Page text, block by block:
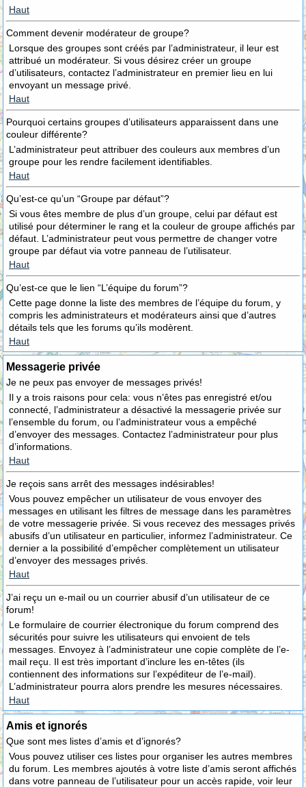
Haut
Comment devenir modérateur de groupe?
Lorsque des groupes sont créés par l’administrateur, il leur est
attribué un modérateur. Si vous désirez créer un groupe
d’utilisateurs, contactez l’administrateur en premier lieu en lui
envoyant un message privé.
Haut
Pourquoi certains groupes d’utilisateurs apparaissent dans une
couleur différente?
L’administrateur peut attribuer des couleurs aux membres d’un
groupe pour les rendre facilement identifiables.
Haut
Qu’est-ce qu’un “Groupe par défaut”?
Si vous êtes membre de plus d’un groupe, celui par défaut est
utilisé pour déterminer le rang et la couleur de groupe affichés par
défaut. L’administrateur peut vous permettre de changer votre
groupe par défaut via votre panneau de l’utilisateur.
Haut
Qu’est-ce que le lien “L’équipe du forum”?
Cette page donne la liste des membres de l’équipe du forum, y
compris les administrateurs et modérateurs ainsi que d’autres
détails tels que les forums qu’ils modèrent.
Haut
Messagerie privée
Je ne peux pas envoyer de messages privés!
Il y a trois raisons pour cela: vous n’êtes pas enregistré et/ou
connecté, l’administrateur a désactivé la messagerie privée sur
l’ensemble du forum, ou l’administrateur vous a empêché
d’envoyer des messages. Contactez l’administrateur pour plus
d’informations.
Haut
Je reçois sans arrêt des messages indésirables!
Vous pouvez empêcher un utilisateur de vous envoyer des
messages en utilisant les filtres de message dans les paramètres
de votre messagerie privée. Si vous recevez des messages privés
abusifs d’un utilisateur en particulier, informez l’administrateur. Ce
dernier a la possibilité d’empêcher complètement un utilisateur
d’envoyer des messages privés.
Haut
J’ai reçu un e-mail ou un courrier abusif d’un utilisateur de ce
forum!
Le formulaire de courrier électronique du forum comprend des
sécurités pour suivre les utilisateurs qui envoient de tels
messages. Envoyez à l’administrateur une copie complète de l’e-
mail reçu. Il est très important d’inclure les en-têtes (ils
contiennent des informations sur l’expéditeur de l’e-mail).
L’administrateur pourra alors prendre les mesures nécessaires.
Haut
Amis et ignorés
Que sont mes listes d’amis et d’ignorés?
Vous pouvez utiliser ces listes pour organiser les autres membres
du forum. Les membres ajoutés à votre liste d’amis seront affichés
dans votre panneau de l’utilisateur pour un accès rapide, voir leur